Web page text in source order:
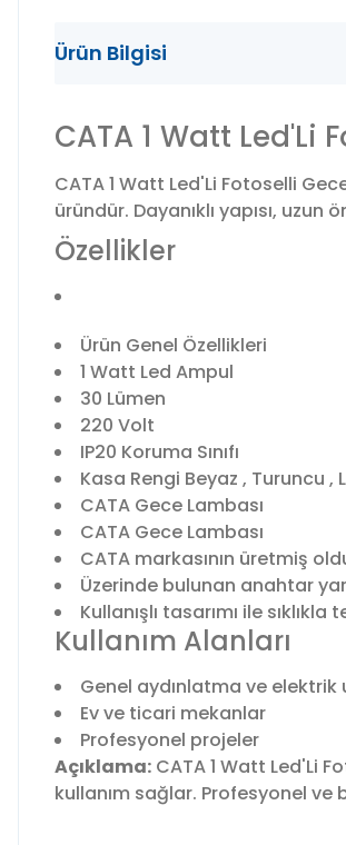
Ürün Bilgisi
CATA 1 Watt Led'Li
CATA 1 Watt Led'Li Fotoselli
üründür. Dayanıklı yapısı,
Özellikler
Ürün Genel Özellikleri
1 Watt Led Ampul
30 Lümen
220 Volt
IP20 Koruma Sınıfı
Kasa Rengi Beyaz , Turuncu ,
CATA Gece Lambası
CATA Gece Lambası
CATA markasının üretmiş
Üzerinde bulunan anahtar
Kullanışlı tasarımı ile
Kullanım Alanları
Genel aydınlatma ve elektrik
Ev ve ticari mekanlar
Profesyonel projeler
Açıklama: CATA 1 Watt Led'Li
kullanım sağlar. Profesyonel